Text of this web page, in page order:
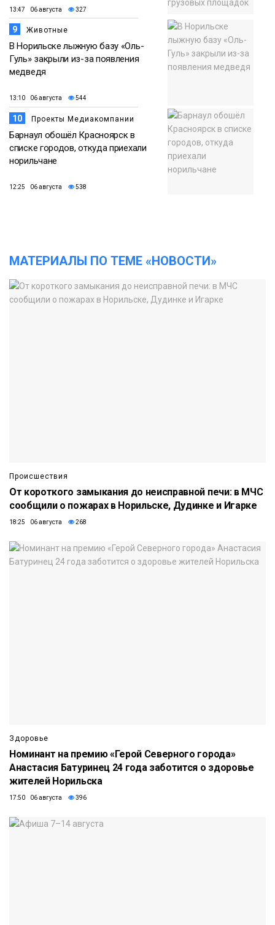
13:47 06 августа 327
9 Животные
В Норильске лыжную базу «Оль-
Гуль» закрыли из-за появления
медведя
13:10 06 августа 544
10 Проекты Медиакомпании
Барнаул обошёл Красноярск в
списке городов, откуда приехали
норильчане
12:25 06 августа 538
МАТЕРИАЛЫ ПО ТЕМЕ «НОВОСТИ»
Происшествия
От короткого замыкания до неисправной печи: в МЧС
сообщили о пожарах в Норильске, Дудинке и Игарке
18:25 06 августа 268
Здоровье
Номинант на премию «Герой Северного города»
Анастасия Батуринец 24 года заботится о здоровье
жителей Норильска
17:50 06 августа 396